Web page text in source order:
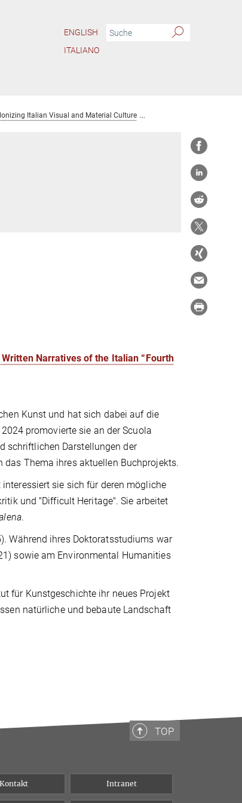
ENGLISH
ITALIANO
Italian Visual and Material Culture
Narratives of the Italian “Fourth
Kunst und hat sich dabei auf die
promovierte sie an der Scuola
schriftlichen Darstellungen der
Thema ihres aktuellen Buchprojekts.
sie sich für deren mögliche
und "Difficult Heritage". Sie arbeitet
.
Während ihres Doktoratsstudiums war
sowie am Environmental Humanities
für Kunstgeschichte ihr neues Projekt
natürliche und bebaute Landschaft
TOP
Kontakt Intranet